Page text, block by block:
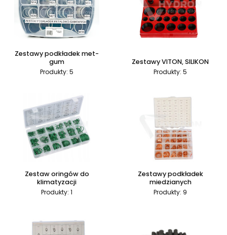
Zestawy podkładek met-
gum
Produkty: 5
Zestawy VITON, SILIKON
Produkty: 5
Zestaw oringów do
klimatyzacji
Produkty: 1
Zestawy podkładek
miedzianych
Produkty: 9